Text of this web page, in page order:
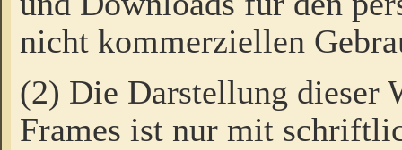
nicht kommerziellen
(2) Die Darstellung dieser
Frames ist nur mit